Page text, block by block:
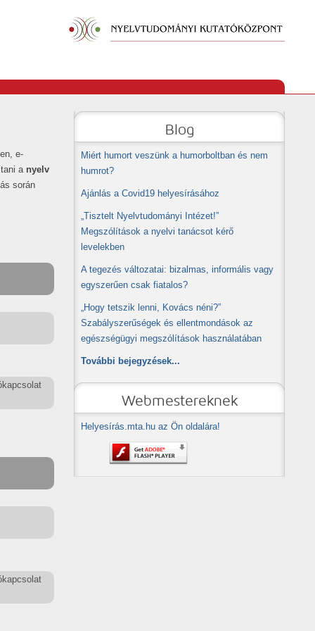
Blog
Miért humort veszünk a humorboltban és nem
humrot?
Ajánlás a Covid19 helyesírásához
„Tisztelt Nyelvtudományi Intézet!”
Megszólítások a nyelvi tanácsot kérő
levelekben
A tegezés változatai: bizalmas, informális vagy
egyszerűen csak fiatalos?
„Hogy tetszik lenni, Kovács néni?”
Szabályszerűségek és ellentmondások az
egészségügyi megszólítások használatában
További bejegyzések...
Webmestereknek
Helyesírás.mta.hu az Ön oldalára!
e-
a nyelv
során